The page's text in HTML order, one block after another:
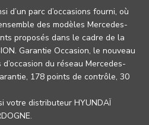
d’un parc d’occasions fourni, où
des modèles Mercedes-
proposés dans le cadre de la
Garantie Occasion, le nouveau
du réseau Mercedes-
178 points de contrôle, 30
votre distributeur HYUNDAÏ